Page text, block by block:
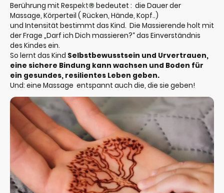
Berührung mit Respekt® bedeutet : die Dauer der
Massage, Körperteil ( Rücken, Hände, Kopf..)
und Intensität bestimmt das Kind. Die Massierende holt mit
der Frage „Darf ich Dich massieren?“ das Einverständnis
des Kindes ein.
So lernt das Kind Selbstbewusstsein und Urvertrauen,
eine sichere Bindung kann wachsen und Boden für
ein gesundes, resilientes Leben geben.
Und: eine Massage entspannt auch die, die sie geben!